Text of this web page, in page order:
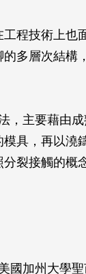
程技術上也
多層次結構
，主要藉由
具，再以澆
裂接觸的概
國加州大學